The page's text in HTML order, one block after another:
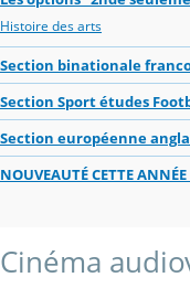
Histoire des arts
Section binationale
Section Sport études
Section européenne
NOUVEAUTÉ CETTE
Cinéma